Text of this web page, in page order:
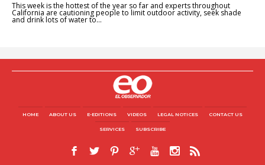
This week is the hottest of the year so far and experts throughout
California are cautioning people to limit outdoor activity, seek shade
and drink lots of water to...
HOME ABOUT US E-EDITIONS VIDEOS LEGAL NOTICES CONTACT US
SERVICES SUBSCRIBE